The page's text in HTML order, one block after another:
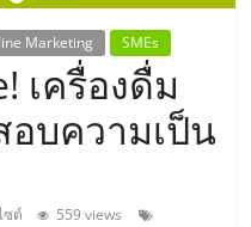
Marketing SMEs
เครื่องดื่ม
บความเป็น
ซต์
559 views